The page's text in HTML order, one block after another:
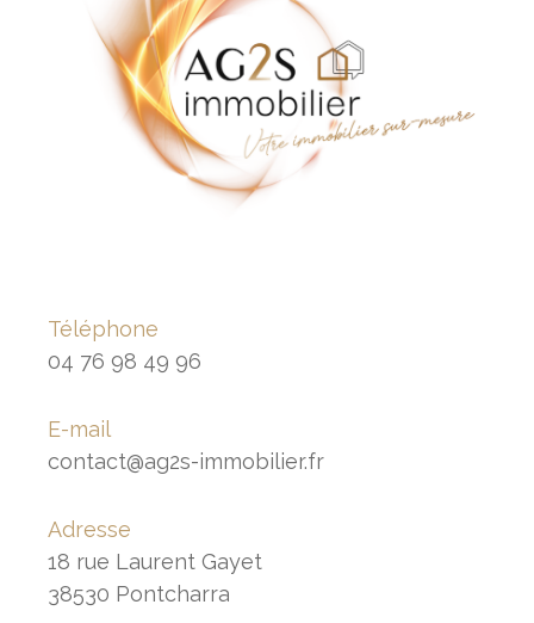
Téléphone
04 76 98 49 96
E-mail
contact@ag2s-immobilier.fr
Adresse
18 rue Laurent Gayet
38530 Pontcharra